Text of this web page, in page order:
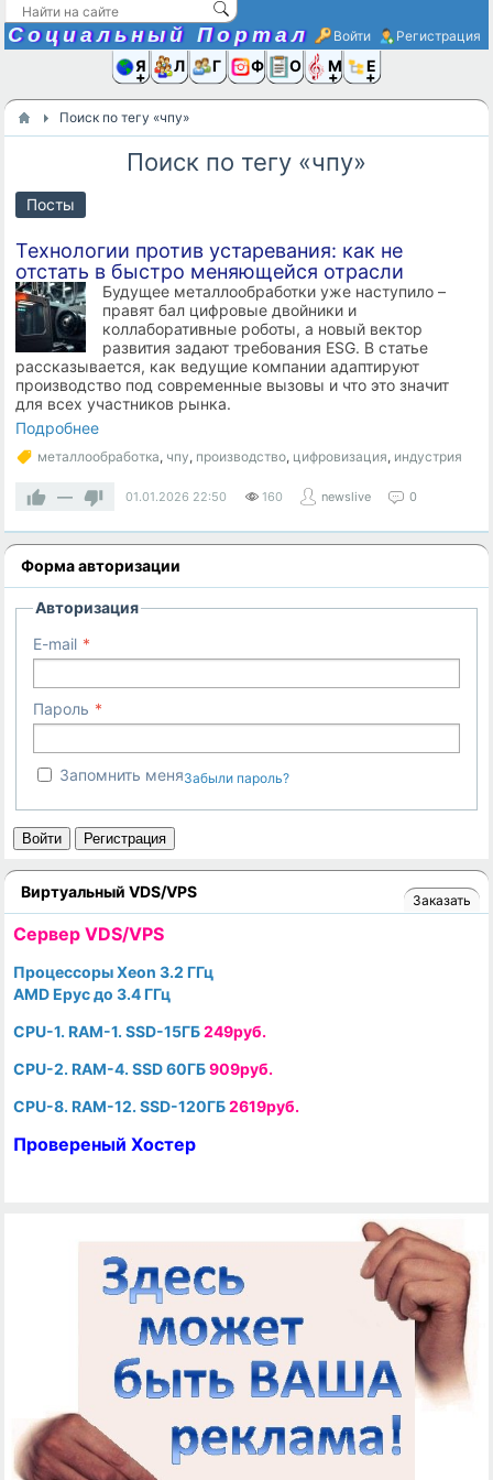
Социальный Портал Войти Регистрация
Я иЛюди
Группы
Фото Ещё
Поиск по тегу «чпу»
Поиск по тегу «чпу»
Посты
Технологии против устаревания: как не
отстать в быстро меняющейся отрасли
Будущее металлообработки уже наступило –
правят бал цифровые двойники и
коллаборативные роботы, а новый вектор
развития задают требования ESG. В статье
рассказывается, как ведущие компании адаптируют
производство под современные вызовы и что это значит
для всех участников рынка.
Подробнее
металлообработка, чпу, производство, цифровизация, индустрия
— 01.01.2026 22:50 160 newslive 0
Форма авторизации
Авторизация
E-mail
Пароль
Запомнить меняЗабыли пароль?
Войти Регистрация
Виртуальный VDS/VPS Заказать
Cервер VDS/VPS
Процессоры Xeon 3.2 ГГц
AMD Epyc до 3.4 ГГц
CPU-1. RAM-1. SSD-15ГБ249руб.
CPU-2. RAM-4. SSD 60ГБ909руб.
CPU-8. RAM-12. SSD-120ГБ2619руб.
Провереный Хостер